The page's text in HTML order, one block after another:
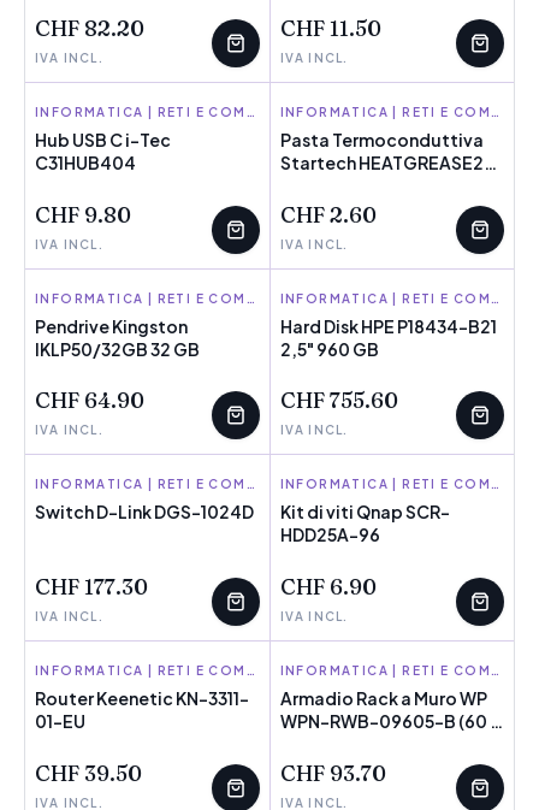
CHF 82.20
IVA INCL.
CHF 11.50
IVA INCL.
I-TEC
POCHI PEZZI
Hub USB C i-Tec
C31HUB404
CHF 9.80
IVA INCL.
STARTECH
POCHI PEZZI
Pasta Termoconduttiva
Startech HEATGREASE20
CHF 2.60
IVA INCL.
KINGSTON
POCHI PEZZI
Pendrive Kingston
IKLP50/32GB 32 GB
CHF 64.90
IVA INCL.
HPE
POCHI PEZZI
Hard Disk HPE P18434-B21
2,5" 960 GB
CHF 755.60
IVA INCL.
D-LINK
Switch D-Link DGS-1024D
CHF 177.30
IVA INCL.
QNAP
POCHI PEZZI
Kit di viti Qnap SCR-
HDD25A-96
CHF 6.90
IVA INCL.
KEENETIC
POCHI PEZZI
Router Keenetic KN-3311-
01-EU
CHF 39.50
IVA INCL.
WP
POCHI PEZZI
Armadio Rack a Muro WP
WPN-RWB-09605-B (60 x
C)
CHF 93.70
IVA INCL.